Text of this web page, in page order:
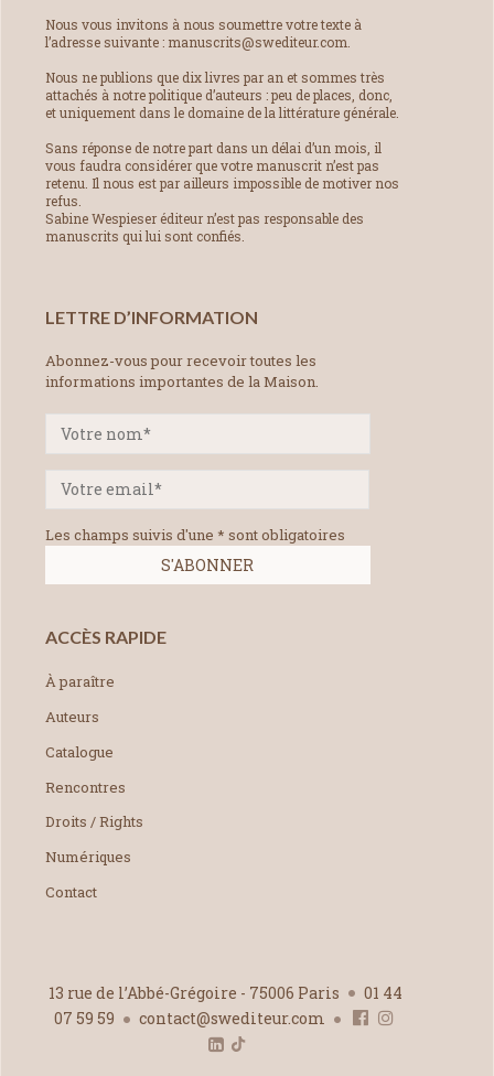
Nous vous invitons à nous soumettre votre texte à
l’adresse suivante : manuscrits@swediteur.com.
Nous ne publions que dix livres par an et sommes très
attachés à notre politique d’auteurs : peu de places, donc,
et uniquement dans le domaine de la littérature générale.
Sans réponse de notre part dans un délai d’un mois, il
vous faudra considérer que votre manuscrit n’est pas
retenu. Il nous est par ailleurs impossible de motiver nos
refus.
Sabine Wespieser éditeur n’est pas responsable des
manuscrits qui lui sont confiés.
LETTRE D’INFORMATION
Abonnez-vous pour recevoir toutes les
informations importantes de la Maison.
Les champs suivis d'une * sont obligatoires
ACCÈS RAPIDE
À paraître
Auteurs
Catalogue
Rencontres
Droits / Rights
Numériques
Contact
13 rue de l’Abbé-Grégoire - 75006 Paris
01 44
07 59 59
contact@swediteur.com